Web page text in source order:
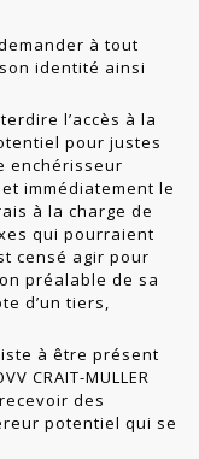
demander à tout
identité ainsi
l’accès à la
pour justes
enchérisseur
immédiatement le
à la charge de
qui pour­raient
censé agir pour
préalable de sa
d’un tiers,
à être présent
CRAIT-MULLER
des
potentiel qui se